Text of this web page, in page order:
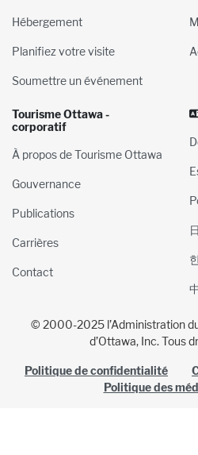
Hébergement
Planifiez votre visite
Soumettre un événement
Tourisme Ottawa -
corporatif
À propos de Tourisme Ottawa
Gouvernance
Publications
Carrières
Contact
© 2000-2025 l’Administration
d’Ottawa, Inc. Tous
Politique de confidentialité
Politique des